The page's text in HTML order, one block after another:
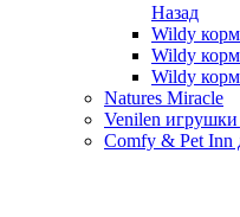
Назад
Wildy
Wildy
Wildy
Natures Miracle
Venilen игрушки
Comfy & Pet Inn